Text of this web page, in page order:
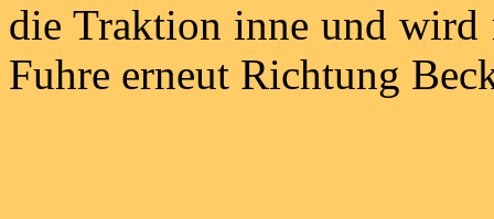
die Traktion inne und wird
Fuhre erneut Richtung